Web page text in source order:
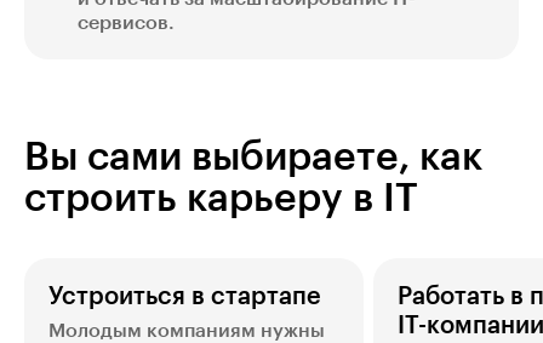
сервисов.
Вы сами выбираете, как
строить карьеру в IT
Устроиться в стартапе
Молодым компаниям нужны
Работать в
IT-компании